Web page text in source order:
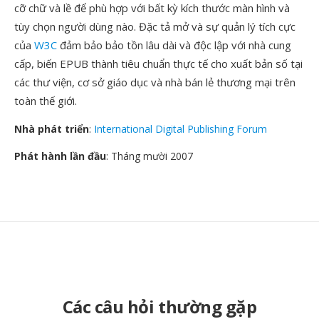
cỡ chữ và lề để phù hợp với bất kỳ kích thước màn hình và
tùy chọn người dùng nào. Đặc tả mở và sự quản lý tích cực
của W3C đảm bảo bảo tồn lâu dài và độc lập với nhà cung
cấp, biến EPUB thành tiêu chuẩn thực tế cho xuất bản số tại
các thư viện, cơ sở giáo dục và nhà bán lẻ thương mại trên
toàn thế giới.
Nhà phát triển: International Digital Publishing Forum
Phát hành lần đầu: Tháng mười 2007
Các câu hỏi thường gặp